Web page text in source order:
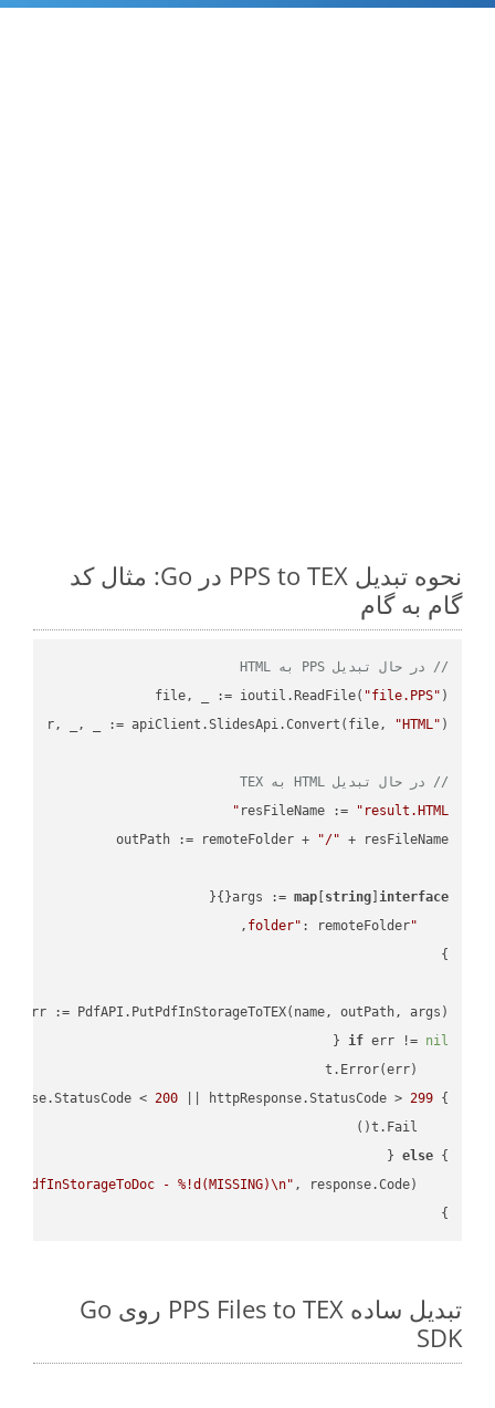
نحوه تبدیل PPS to TEX در Go: مثال کد
گام به گام
// در حال تبدیل PPS به HTML
file, _ := ioutil.ReadFile( "file.PPS"
r, _, _ := apiClient.SlidesApi.Convert(file,
"HTML"
// در حال تبدیل HTML به TEX
resFileName :=
"result.HTML"
outPath := remoteFolder +
"/"
args := map[ string] interface
"folder"
err := PdfAPI.PutPdfInStorageToTEX(name, outPath, args)
if err != nil
}
< 200 || httpResponse.StatusCode > 299
}
else
- %!d(MISSING)\n"
}
تبدیل ساده PPS Files to TEX روی Go
SDK